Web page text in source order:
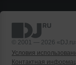
© 2001 — 2026
Условия
Контактная